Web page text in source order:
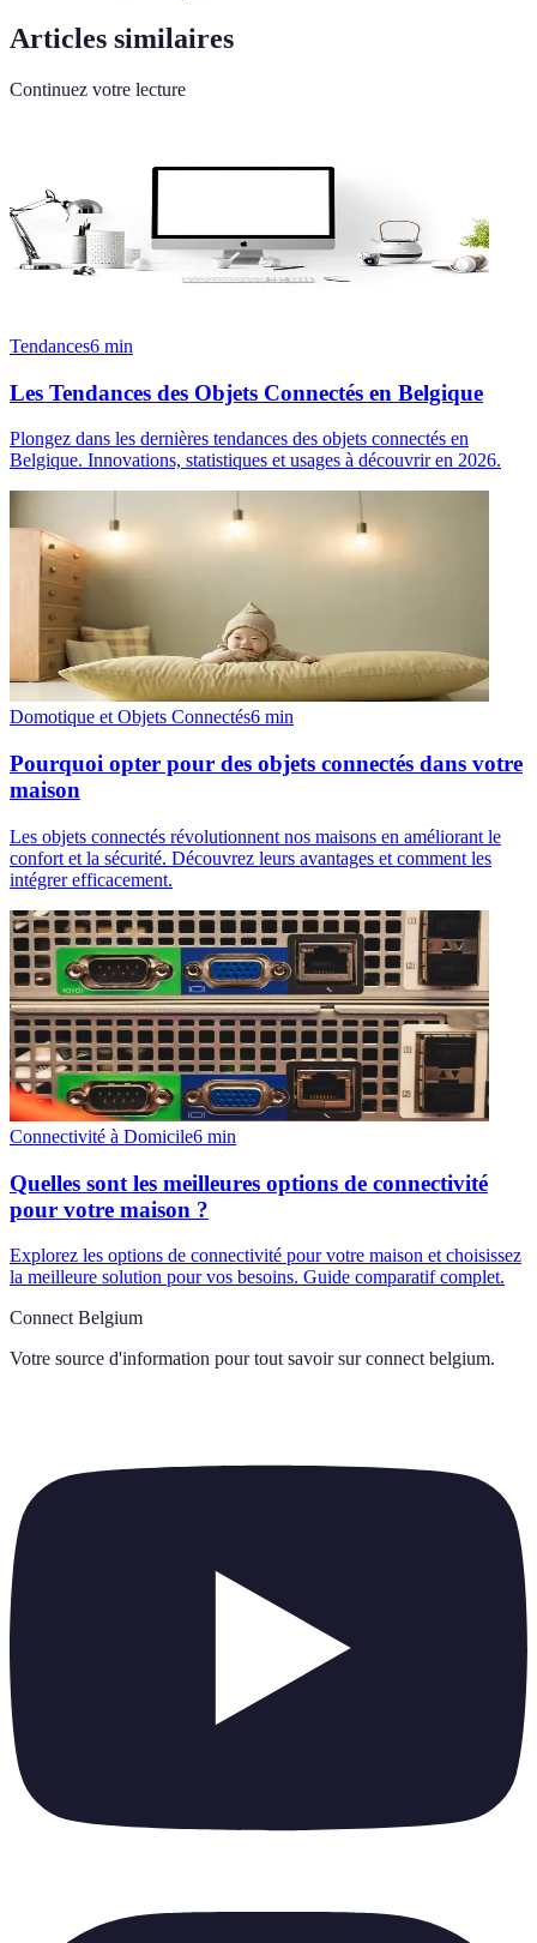
Articles similaires
Continuez votre lecture
Tendances6 min
Les Tendances des Objets Connectés en Belgique
Plongez dans les dernières tendances des objets connectés en
Belgique. Innovations, statistiques et usages à découvrir en 2026.
Domotique et Objets Connectés6 min
Pourquoi opter pour des objets connectés dans votre
maison
Les objets connectés révolutionnent nos maisons en améliorant le
confort et la sécurité. Découvrez leurs avantages et comment les
intégrer efficacement.
Connectivité à Domicile6 min
Quelles sont les meilleures options de connectivité
pour votre maison ?
Explorez les options de connectivité pour votre maison et choisissez
la meilleure solution pour vos besoins. Guide comparatif complet.
Connect Belgium
Votre source d'information pour tout savoir sur connect belgium.